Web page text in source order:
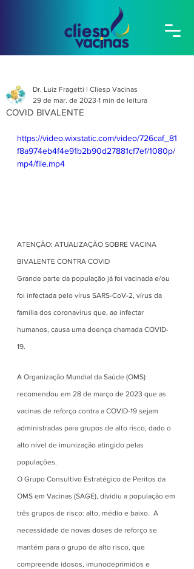
COVID BIVALENTE
Dr. Luiz Fragetti | Cliesp Vacinas
29 de mar. de 2023 1 min de leitura
https://video.wixstatic.com/video/726caf_81
f8a974eb4f4e91b2b90d27881cf7ef/1080p/
mp4/file.mp4
ATENÇÃO: ATUALIZAÇÃO SOBRE VACINA
BIVALENTE CONTRA COVID
Grande parte da população já foi vacinada e/ou
foi infectada pelo vírus SARS-CoV-2, vírus da
família dos coronavírus que, ao infectar
humanos, causa uma doença chamada COVID-
19.
A Organização Mundial da Saúde (OMS)
recomendou em 28 de março de 2023 que as
vacinas de reforço contra a COVID-19 sejam
administradas para grupos de alto risco, dado o
alto nível de imunização atingido pelas
populações.
O Grupo Consultivo Estratégico de Peritos da
OMS em Vacinas (SAGE), dividiu a população em
três grupos de risco: alto, médio e baixo.  A
necessidade de novas doses de reforço se
mantém para o grupo de alto risco, que
compreende idosos, imunodeprimidos e